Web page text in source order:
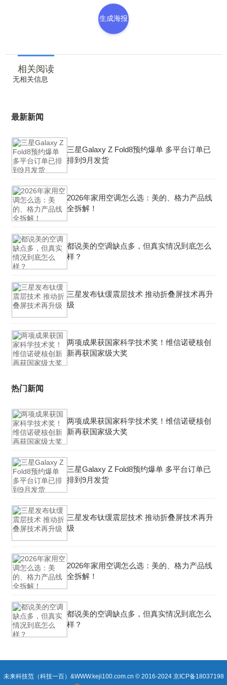
生成海报
相关阅读
无相关信息
最新新闻
三星Galaxy Z Fold8预约爆单 多平台订单已
排到9月发货
2026年家用空调怎么选：美的、格力产品线
全拆解！
都说美的空调缺点多，但真实情况到底怎么
样？
三星发布钛缓震层技术 推动折叠屏技术再升
级
两项成果获国家科学技术奖！维信诺硬核创
新再获国家级大奖
热门新闻
两项成果获国家科学技术奖！维信诺硬核创
新再获国家级大奖
三星Galaxy Z Fold8预约爆单 多平台订单已
排到9月发货
三星发布钛缓震层技术 推动折叠屏技术再升
级
2026年家用空调怎么选：美的、格力产品线
全拆解！
都说美的空调缺点多，但真实情况到底怎么
样？
未来科技范（科技一百）&WWW.keji100.com.cn © 2016-2024 京ICP备18037198